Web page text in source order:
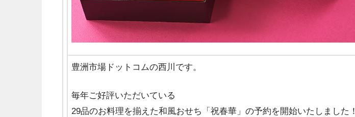
豊洲市場ドットコムの西川です。
毎年ご好評いただいている
29品のお料理を揃えた和風おせち「祝春華」の予約を開始いたしました！